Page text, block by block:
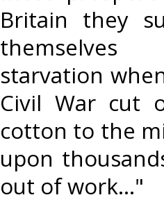
Britain they
starvation
Civil War cut
cotton to the
upon
out of work..."‎